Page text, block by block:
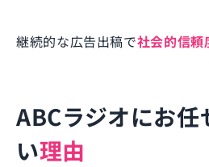
継続的な広告出稿で社会的信頼
ABCラジオにお任
い理由